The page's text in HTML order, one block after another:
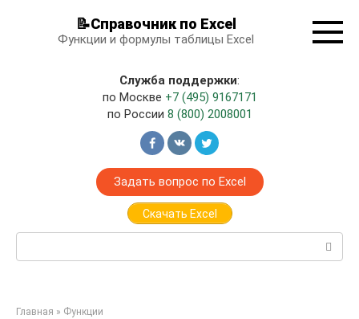
📝Справочник по Excel
Функции и формулы таблицы Excel
Служба поддержки:
по Москве +7 (495) 9167171
по России 8 (800) 2008001
Задать вопрос по Excel
Скачать Excel
Поиск:
Главная » Функции